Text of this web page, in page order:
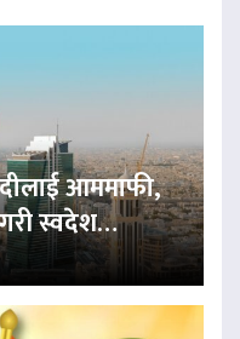
आममाफी,
गरी स्वदेश…